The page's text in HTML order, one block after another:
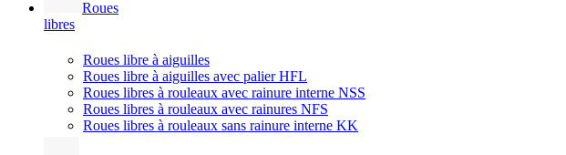
Roues
libres
Roues libre à aiguilles
Roues libre à aiguilles avec palier HFL
Roues libres à rouleaux avec rainure interne NSS
Roues libres à rouleaux avec rainures NFS
Roues libres à rouleaux sans rainure interne KK